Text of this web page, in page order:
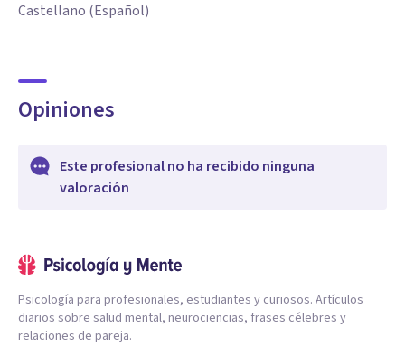
Castellano (Español)
Opiniones
Este profesional no ha recibido ninguna
valoración
Psicología para profesionales, estudiantes y curiosos. Artículos
diarios sobre salud mental, neurociencias, frases célebres y
relaciones de pareja.